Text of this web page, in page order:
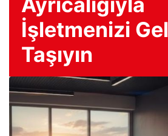
İşletmenizi
Taşıyın